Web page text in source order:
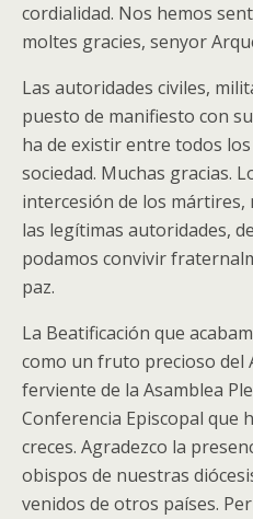
cordialidad. Nos hemos
moltes gracies, senyor
Las autoridades civiles,
puesto de manifiesto con
ha de existir entre todos
sociedad. Muchas gracias.
intercesión de los
las legítimas autoridades,
podamos convivir
paz.
La Beatificación que
como un fruto precioso del
ferviente de la Asamblea
Conferencia Episcopal que
creces. Agradezco la
obispos de nuestras
venidos de otros países.